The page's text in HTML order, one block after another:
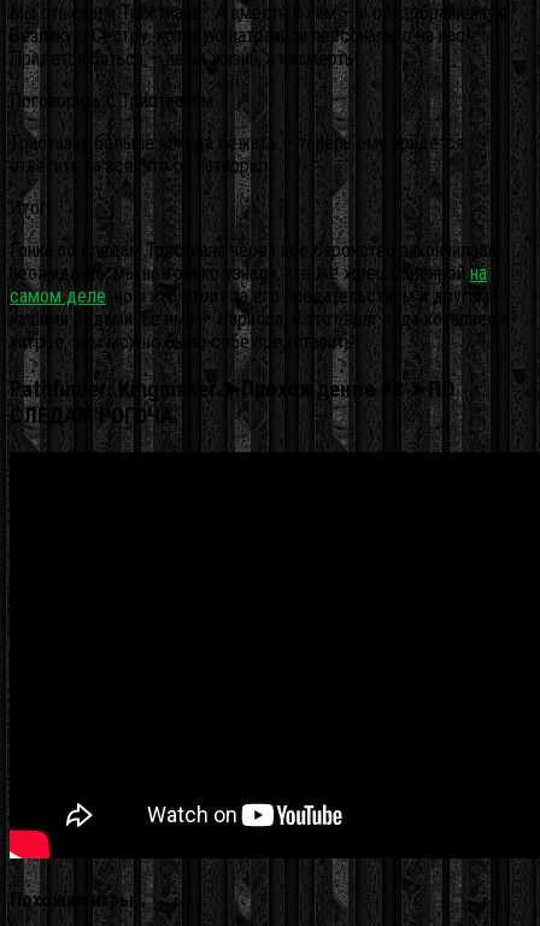
Мы отыскали Тристиана… А вместе с ним — и обезображенную
Безликую Сестру, которую натравили персонально на нас!
Придется биться — не на жизнь, а насмерть!
Поговорить с Тристианом
Тристиану больше некуда бежать — теперь ему придется
ответить за все, что он натворил!
Итог
Гонка по следам Тристиана через все баронство закончилась
неожиданно: мы не только узнали, кто же жрец Саренрэй на
самом деле, но и кто стоит за его предательством и другими
нашими бедами. Ее имя — Нирисса, и этот враг куда коварнее и
хитрее, чем можно было себе представить!
Pathfinder: Kingmaker ➤Прохождение #8 ➤ПО
СЛЕДАМ РОГОЧА.
Похожие игры…